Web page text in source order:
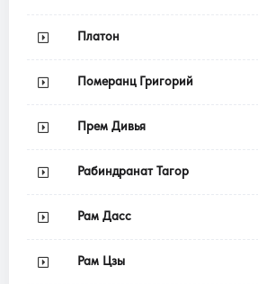
Платон
Померанц Григорий
Прем Дивья
Рабиндранат Тагор
Рам Дасс
Рам Цзы